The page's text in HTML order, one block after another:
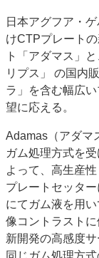
SDGs・地域
ポス
市場・統計
人事・
特集記事カテゴリ
2022 見える化・MIS特
JAPAN PACK 2023 特
特集・デジタル印刷
案内
発刊案内
運営
日本アグフア・
けCTPプレート
ト「アダマス」
リプス」 の国内
ラ」を含む幅広
望に応える。
Adamas（アダマ
ガム処理方式を
よって、高生産
プレートセッタ
にてガム液を用
像コントラスト
新開発の高感度
同じガム処理方